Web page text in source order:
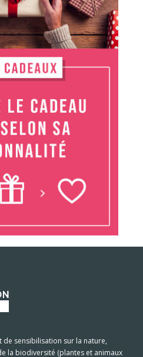
sensibilisation sur la nature,
la biodiversité (plantes et animaux